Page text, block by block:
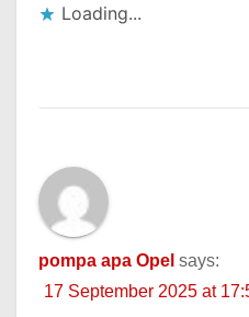
Loading...
pompa apa Opel says:
17 September 2025 at